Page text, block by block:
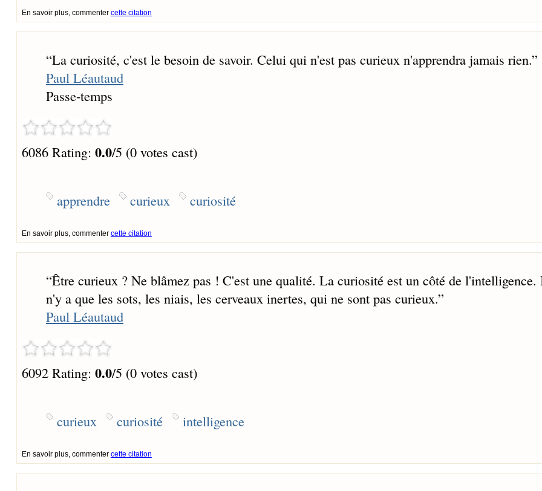
En savoir plus, commenter cette citation
“La curiosité, c'est le besoin de savoir. Celui qui n'est pas curieux n'apprendra jamais rien.”
Paul Léautaud
Passe-temps
6086 Rating: 0.0/5 (0 votes cast)
apprendre curieux curiosité
En savoir plus, commenter cette citation
“Être curieux ? Ne blâmez pas ! C'est une qualité. La curiosité est un côté de l'intelligence.
n'y a que les sots, les niais, les cerveaux inertes, qui ne sont pas curieux.”
Paul Léautaud
6092 Rating: 0.0/5 (0 votes cast)
curieux curiosité intelligence
En savoir plus, commenter cette citation